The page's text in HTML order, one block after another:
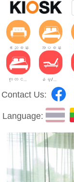
ဧည့်ခန်း အိပ်ခန်း
ကုတင်များ နိမ့်/မြင့်ချိန်ညှိနိုင်သော ကုတင်များ
Contact Us:
Language: